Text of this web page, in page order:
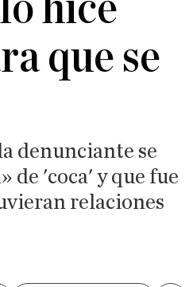
que se
denunciante se
de 'coca' y que fue
relaciones